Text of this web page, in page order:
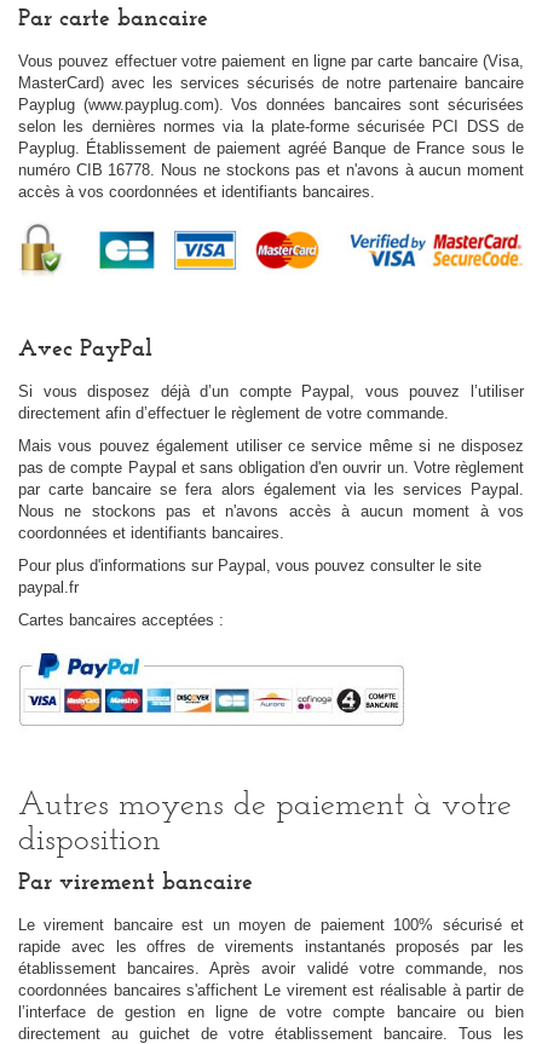
Par carte bancaire
Vous pouvez effectuer votre paiement en ligne par carte bancaire (Visa,
MasterCard) avec les services sécurisés de notre partenaire bancaire
Payplug (www.payplug.com).Vos données bancaires sont sécurisées
selon les dernières normes via la plate-forme sécurisée PCI DSS de
Payplug. Établissement de paiement agréé Banque de France sous le
numéro CIB 16778 . Nous ne stockons pas et n'avons à aucun moment
accès à vos coordonnées et identifiants bancaires.
Avec PayPal
Si vous disposez déjà d’un compte Paypal, vous pouvez l’utiliser
directement afin d’effectuer le règlement de votre commande.
Mais vous pouvez également utiliser ce service même si ne disposez
pas de compte Paypal et sans obligation d'en ouvrir un. Votre règlement
par carte bancaire se fera alors également via les services Paypal.
Nous ne stockons pas et n'avons accès à aucun moment à vos
coordonnées et identifiants bancaires.
Pour plus d'informations sur Paypal, vous pouvez consulter le site
paypal.fr
Cartes bancaires acceptées :
Autres moyens de paiement à votre
disposition
Par virement bancaire
Le virement bancaire est un moyen de paiement 100% sécurisé et
rapide avec les offres de virements instantanés proposés par les
établissement bancaires. Après avoir validé votre commande, nos
coordonnées bancaires s'affichent Le virement est réalisable à partir de
l’interface de gestion en ligne de votre compte bancaire ou bien
directement au guichet de votre établissement bancaire. Tous les